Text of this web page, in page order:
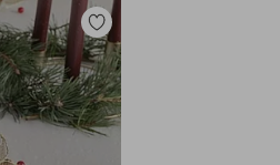
Dodaj
do
ulubionych